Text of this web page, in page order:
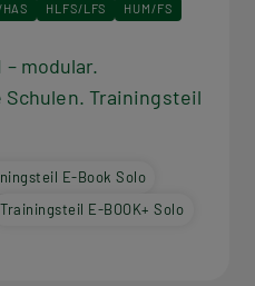
HLFS/LFS
HUM/FS
– modular.
Trainingsteil
E-Book Solo
Trainingsteil E-BOOK+ Solo